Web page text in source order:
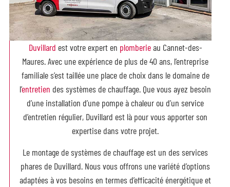
Duvillard est votre expert en plomberieau Cannet-des-
Maures. Avec une expérience de plus de 40 ans, l’entreprise
familiale s’est taillée une place de choix dans le domaine de
l’entretien des systèmes de chauffage. Que vous ayez besoin
d’une installation d’une pompe à chaleur ou d’un service
d’entretien régulier, Duvillard est là pour vous apporter son
expertise dans votre projet.
Le montage de systèmes de chauffage est un des services
phares de Duvillard. Nous vous offrons une variété d’options
adaptées à vos besoins en termes d’efficacité énergétique et